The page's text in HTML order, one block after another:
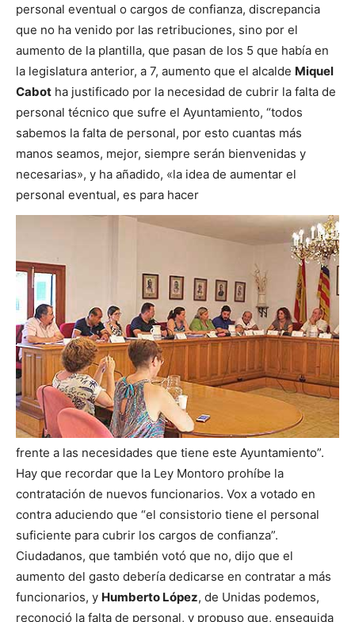
personal eventual o cargos de confianza, discrepancia
que no ha venido por las retribuciones, sino por el
aumento de la plantilla, que pasan de los 5 que había en
la legislatura anterior, a 7, aumento que el alcalde Miquel
Cabot ha justificado por la necesidad de cubrir la falta de
personal técnico que sufre el Ayuntamiento, “todos
sabemos la falta de personal, por esto cuantas más
manos seamos, mejor, siempre serán bienvenidas y
necesarias», y ha añadido, «la idea de aumentar el
personal eventual, es para hacer
frente a las necesidades que tiene este Ayuntamiento”.
Hay que recordar que la Ley Montoro prohíbe la
contratación de nuevos funcionarios. Vox a votado en
contra aduciendo que “el consistorio tiene el personal
suficiente para cubrir los cargos de confianza”.
Ciudadanos, que también votó que no, dijo que el
aumento del gasto debería dedicarse en contratar a más
funcionarios, y Humberto López, de Unidas podemos,
reconoció la falta de personal, y propuso que, enseguida